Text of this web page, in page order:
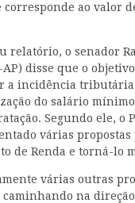
corresponde ao valor
relatório, o senador
AP) disse que o
a incidência tributária
do salário
Segundo ele, o
várias
de Renda e torná-lo
várias outras
caminhando na